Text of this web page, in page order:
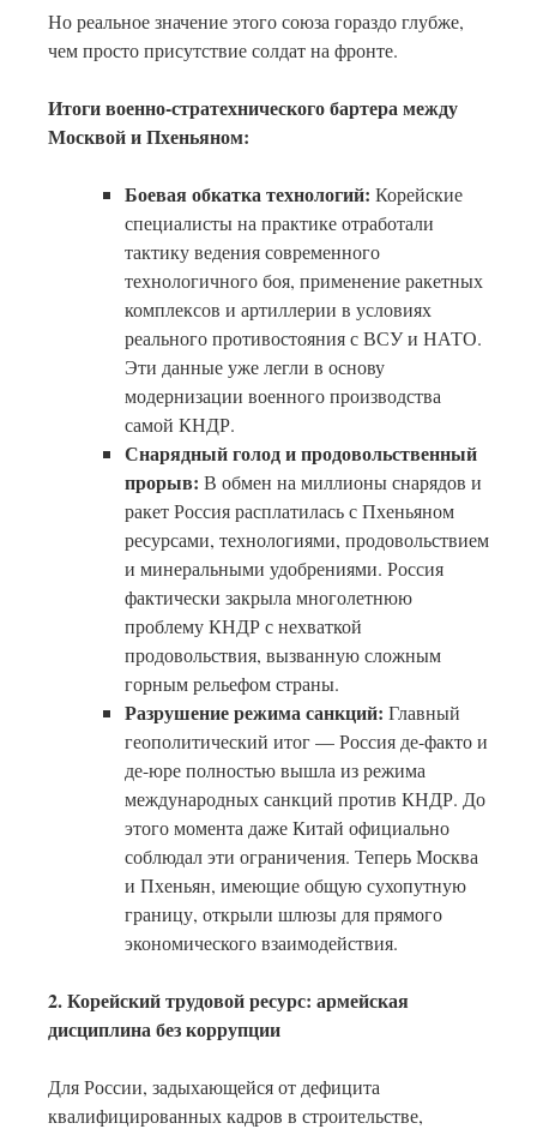
Но реальное значение этого союза гораздо глубже,
чем просто присутствие солдат на фронте.
Итоги военно-стратехнического бартера между
Москвой и Пхеньяном:
Боевая обкатка технологий: Корейские
специалисты на практике отработали
тактику ведения современного
технологичного боя, применение ракетных
комплексов и артиллерии в условиях
реального противостояния с ВСУ и НАТО.
Эти данные уже легли в основу
модернизации военного производства
самой КНДР.
Снарядный голод и продовольственный
прорыв: В обмен на миллионы снарядов и
ракет Россия расплатилась с Пхеньяном
ресурсами, технологиями, продовольствием
и минеральными удобрениями. Россия
фактически закрыла многолетнюю
проблему КНДР с нехваткой
продовольствия, вызванную сложным
горным рельефом страны.
Разрушение режима санкций: Главный
геополитический итог — Россия де-факто и
де-юре полностью вышла из режима
международных санкций против КНДР. До
этого момента даже Китай официально
соблюдал эти ограничения. Теперь Москва
и Пхеньян, имеющие общую сухопутную
границу, открыли шлюзы для прямого
экономического взаимодействия.
2. Корейский трудовой ресурс: армейская
дисциплина без коррупции
Для России, задыхающейся от дефицита
квалифицированных кадров в строительстве,